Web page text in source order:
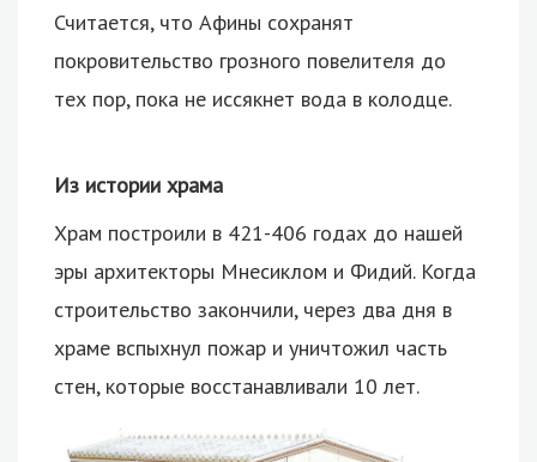
Считается, что Афины сохранят
покровительство грозного повелителя до
тех пор, пока не иссякнет вода в колодце.
Из истории храма
Храм построили в 421-406 годах до нашей
эры архитекторы Мнесиклом и Фидий. Когда
строительство закончили, через два дня в
храме вспыхнул пожар и уничтожил часть
стен, которые восстанавливали 10 лет.